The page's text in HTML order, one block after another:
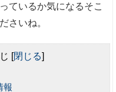
ているか気になるそこ
さいね。
[閉じる]
報